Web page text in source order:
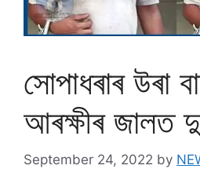
সোপাধৰাৰ উৰা
আৰক্ষীৰ জালত
September 24, 2022 by